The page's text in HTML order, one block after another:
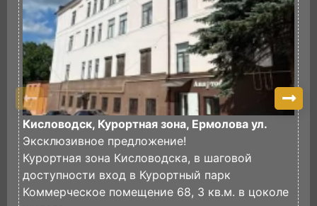
Кисловодск, Курортная зона, Ермолова ул.
Эксклюзивное предложение!
Курортная зона Кисловодска, в шаговой
доступности вход в Курортный парк
Коммерческое помещение 68, 3 кв.м. в цоколе